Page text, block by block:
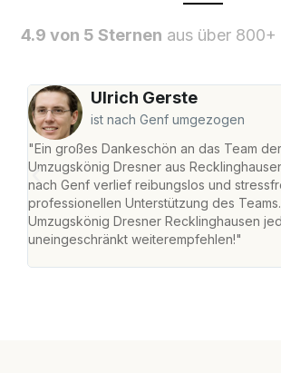
4.9 von 5 Sternen aus über 800+
Ulrich Gerste
ist nach Genf umgezogen
"Ein großes Dankeschön an das Team
Umzugskönig Dresner aus
nach Genf verlief reibungslos und
professionellen Unterstützung des
Umzugskönig Dresner Recklinghausen
uneingeschränkt weiterempfehlen!"